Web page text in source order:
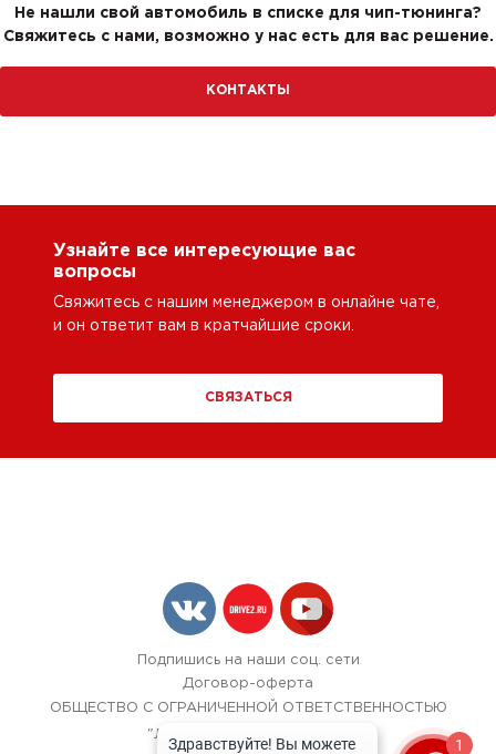
Не нашли свой автомобиль в списке для чип-тюнинга?
Свяжитесь с нами, возможно у нас есть для вас решение.
КОНТАКТЫ
Узнайте все интересующие вас
вопросы
Свяжитесь с нашим менеджером в онлайне чате,
и он ответит вам в кратчайшие сроки.
СВЯЗАТЬСЯ
Подпишись на наши соц. сети
Договор-оферта
ОБЩЕСТВО С ОГРАНИЧЕННОЙ ОТВЕТСТВЕННОСТЬЮ
"ЛОК БОКС АВТОСЕРВИС",
1